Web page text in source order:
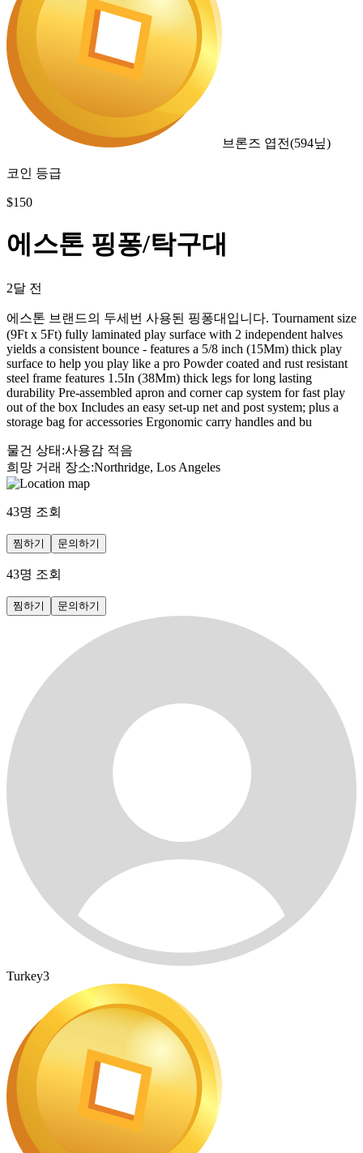
브론즈 엽전(594닢)
코인 등급
$150
에스톤 핑퐁/탁구대
2달 전
에스톤 브랜드의 두세번 사용된 핑퐁대입니다. Tournament size
(9Ft x 5Ft) fully laminated play surface with 2 independent halves
yields a consistent bounce - features a 5/8 inch (15Mm) thick play
surface to help you play like a pro Powder coated and rust resistant
steel frame features 1.5In (38Mm) thick legs for long lasting
durability Pre-assembled apron and corner cap system for fast play
out of the box Includes an easy set-up net and post system; plus a
storage bag for accessories Ergonomic carry handles and bu
물건 상태 :사용감 적음
희망 거래 장소:Northridge, Los Angeles
43명 조회
찜하기 문의하기
43명 조회
찜하기 문의하기
Turkey3